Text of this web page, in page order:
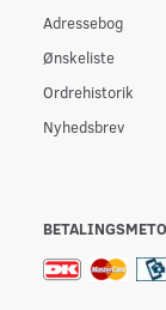
Adressebog
Ønskeliste
Ordrehistorik
Nyhedsbrev